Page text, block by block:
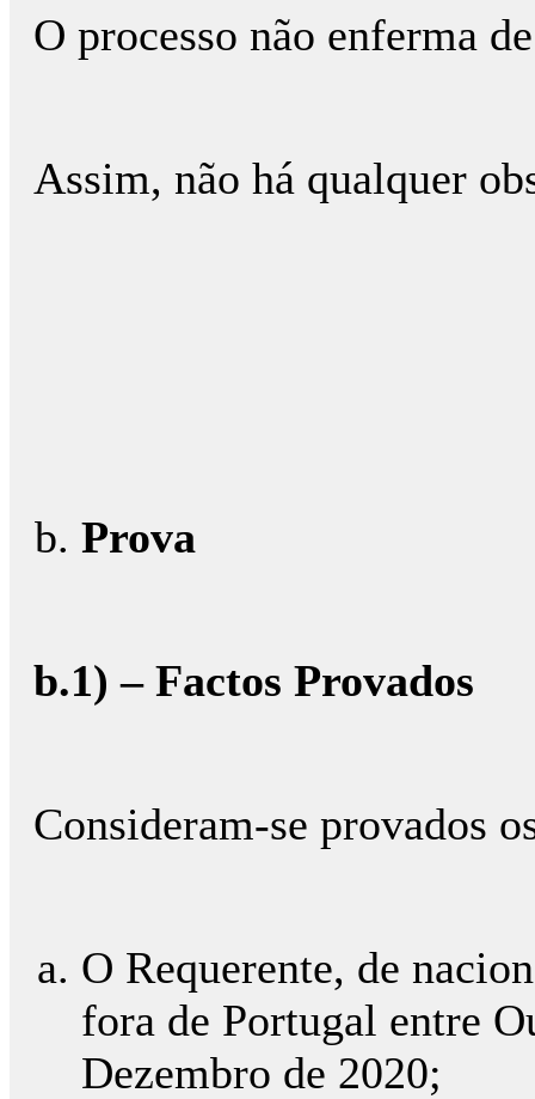
O processo não enferma
Assim, não há qualquer
Prova
b.1) – Factos Provados
Consideram-se provados
O Requerente, de
fora de Portugal entre
Dezembro de 2020;